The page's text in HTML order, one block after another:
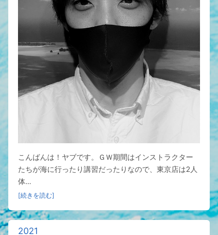
こんばんは！ヤブです。ＧＷ期間はインストラクター
たちが海に行ったり講習だったりなので、東京店は2人
体...
[続きを読む]
2021